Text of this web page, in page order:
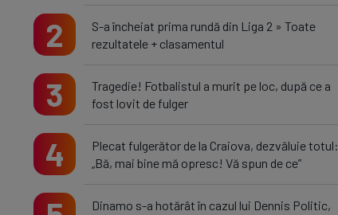
2
S-a încheiat prima rundă din Liga 2 » Toate
rezultatele + clasamentul
3
Tragedie! Fotbalistul a murit pe loc, după ce a
fost lovit de fulger
4
Plecat fulgerător de la Craiova, dezvăluie totul:
„Bă, mai bine mă opresc! Vă spun de ce”
Dinamo s-a hotărât în cazul lui Dennis Politic,